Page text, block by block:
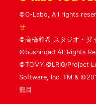
©C-Labo, All rights
せ
©高橋和希 スタジオ・ダ
©bushiroad All Rights
©TOMY ©LRIG/Project
Software, Inc. TM &
籠目